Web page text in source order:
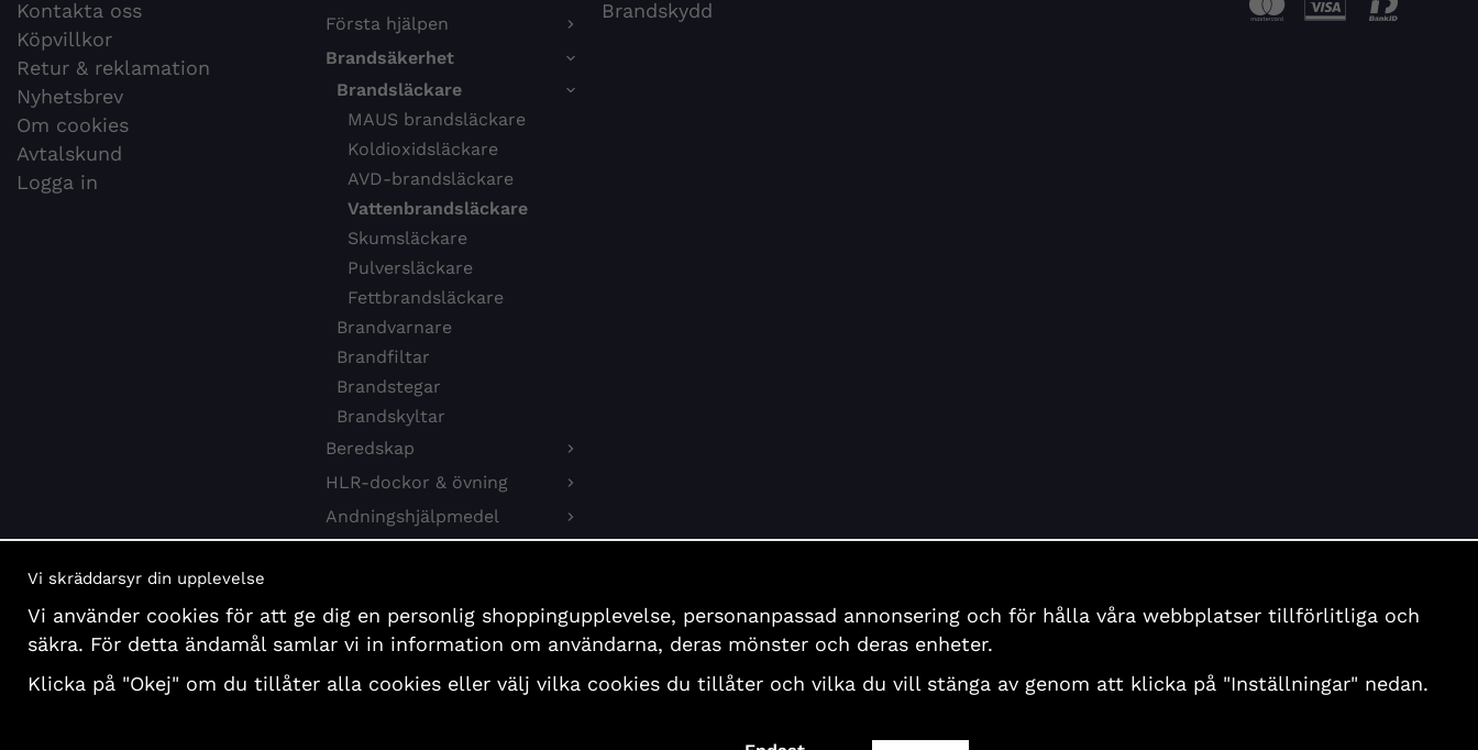
Kontakta oss
Köpvillkor
Retur & reklamation
Nyhetsbrev
Om cookies
Avtalskund
Logga in
Första hjälpen
Brandsäkerhet
Brandsläckare
MAUS brandsläckare
Koldioxidsläckare
AVD-brandsläckare
Vattenbrandsläckare
Skumsläckare
Pulversläckare
Fettbrandsläckare
Brandvarnare
Brandfiltar
Brandstegar
Brandskyltar
Beredskap
HLR-dockor & övning
Andningshjälpmedel
Böcker och affischer
Presentartiklar
Brandskydd
Vi skräddarsyr din upplevelse
Vi använder cookies för att ge dig en personlig shoppingupplevelse, personanpassad annonsering och för hålla våra webbplatser tillförlitliga och
säkra. För detta ändamål samlar vi in information om användarna, deras mönster och deras enheter.
Klicka på "Okej" om du tillåter alla cookies eller välj vilka cookies du tillåter och vilka du vill stänga av genom att klicka på "Inställningar" nedan.